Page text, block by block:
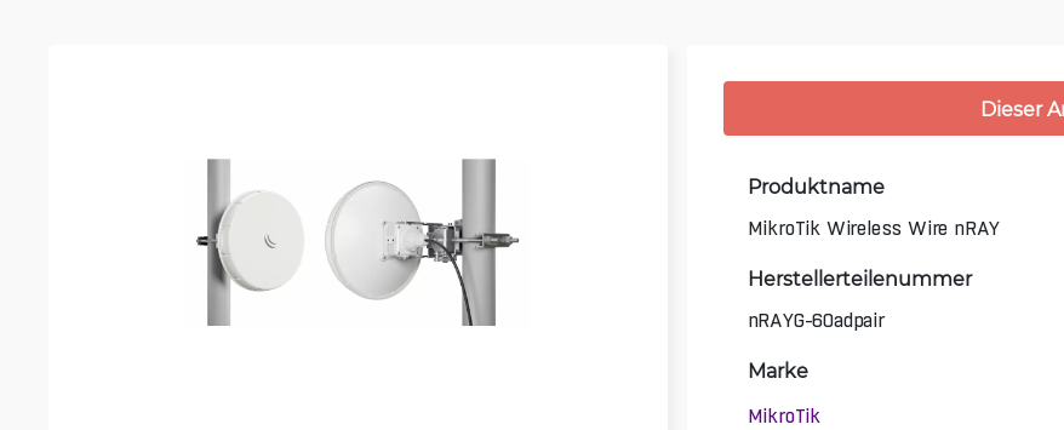
Dieser
Produktname
MikroTik Wireless Wire nRAY
Herstellerteilenummer
nRAYG-60adpair
Marke
MikroTik